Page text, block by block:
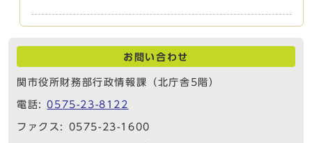
お問い合わせ
関市役所財務部行政情報課（北庁舎5階）
電話:0575-23-8122
ファクス: 0575-23-1600